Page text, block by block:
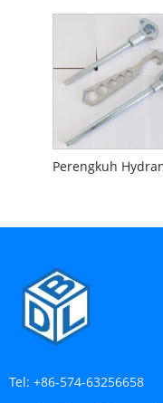
Tel: +86-574-63256658